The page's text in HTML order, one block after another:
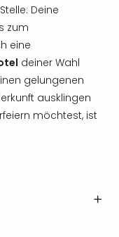
Deine
zum
eine
deiner Wahl
gelungenen
ausklingen
möchtest, ist